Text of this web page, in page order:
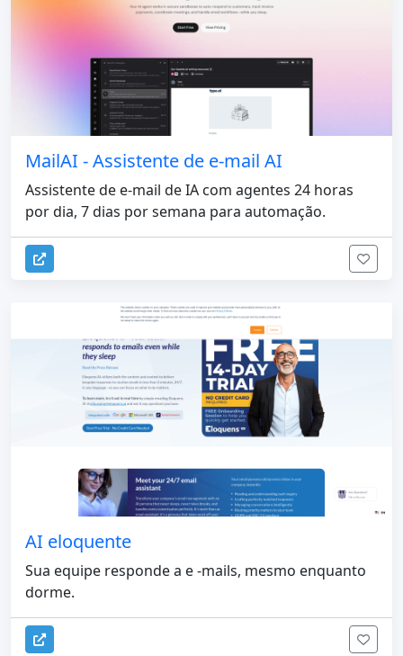
MailAI - Assistente de e-mail AI
Assistente de e-mail de IA com agentes 24 horas
por dia, 7 dias por semana para automação.
AI eloquente
Sua equipe responde a e -mails, mesmo enquanto
dorme.